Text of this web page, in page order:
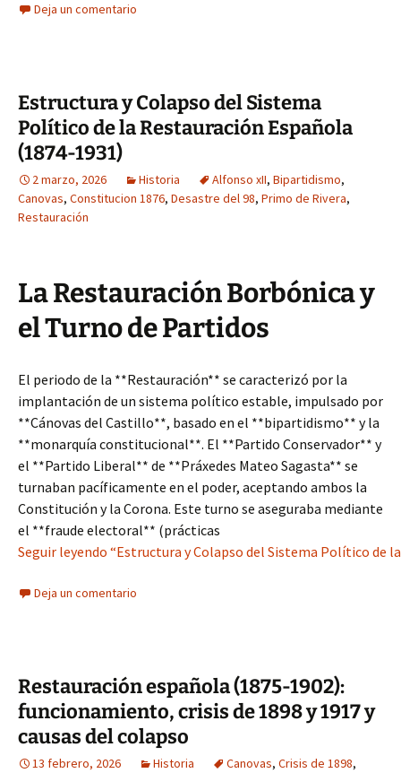
Deja un comentario
Estructura y Colapso del Sistema
Político de la Restauración Española
(1874-1931)
2 marzo, 2026 Historia Alfonso xII, Bipartidismo,
Canovas, Constitucion 1876, Desastre del 98, Primo de Rivera,
Restauración
La Restauración Borbónica y
el Turno de Partidos
El periodo de la **Restauración** se caracterizó por la
implantación de un sistema político estable, impulsado por
**Cánovas del Castillo**, basado en el **bipartidismo** y la
**monarquía constitucional**. El **Partido Conservador** y
el **Partido Liberal** de **Práxedes Mateo Sagasta** se
turnaban pacíficamente en el poder, aceptando ambos la
Constitución y la Corona. Este turno se aseguraba mediante
el **fraude electoral** (prácticas
Seguir leyendo “Estructura y Colapso del Sistema Político de
Deja un comentario
Restauración española (1875-1902):
funcionamiento, crisis de 1898 y 1917 y
causas del colapso
13 febrero, 2026 Historia Canovas, Crisis de 1898,